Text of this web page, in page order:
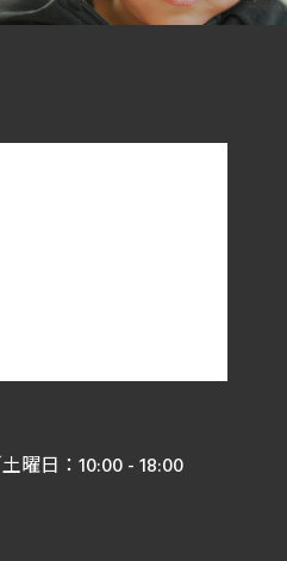
曜日：10:00 - 18:00